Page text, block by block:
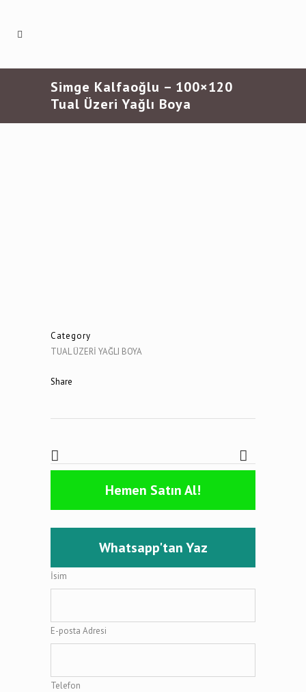
Simge Kalfaoğlu – 100×120
Tual Üzeri Yağlı Boya
Category
TUAL ÜZERİ YAĞLI BOYA
Share
Hemen Satın Al!
Whatsapp'tan Yaz
İsim
E-posta Adresi
Telefon